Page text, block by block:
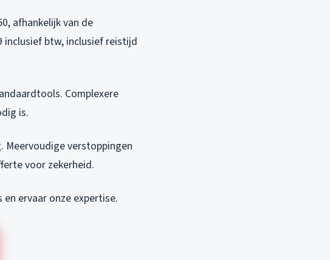
afhankelijk van de
btw, inclusief reistijd
Complexere
is.
Meervoudige verstoppingen
voor zekerheid.
en ervaar onze expertise.